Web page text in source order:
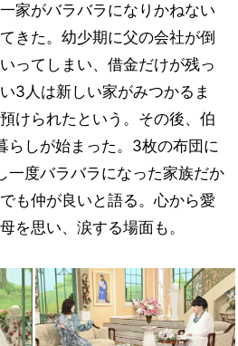
家がバラバラになりかねない
きた。幼少期に父の会社が倒
ってしまい、借金だけが残っ
3人は新しい家がみつかるま
けられたという。その後、伯
らしが始まった。3枚の布団に
一度バラバラになった家族だか
も仲が良いと語る。心から愛
を思い、涙する場面も。